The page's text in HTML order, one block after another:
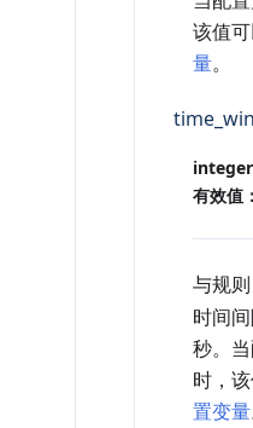
该值
量。
有效值
与规
时间
秒。
时，
置变量